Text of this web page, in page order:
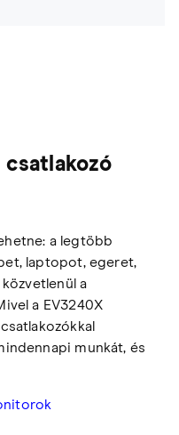
csatlakozó
a legtöbb
laptopot, egeret,
a
a EV3240X
munkát, és